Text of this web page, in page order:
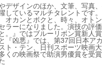
デザインのほか、文筆、写真
しているマルチタレントです
オカンとボクと、時々、オト
ラーになりました。演技の評
。』ではブルーリボン賞新人
『凶悪』では、第37回日本ア
ト・テン、日刊スポーツ映画
くの映画祭で助演男優賞を受